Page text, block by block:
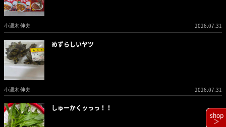
小瀬木 伸夫 2026.07.31
めずらしいヤツ
小瀬木 伸夫 2026.07.31
しゅーかくッっっ！！
shop
＞